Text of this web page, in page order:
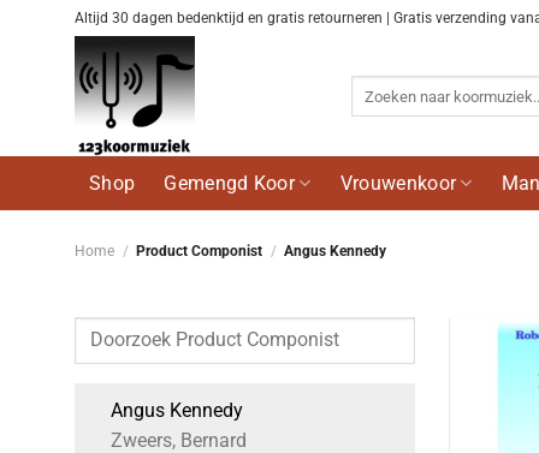
Altijd 30 dagen bedenktijd en gratis retourneren | Gratis verzending
Shop Gemengd Koor Vrouwenkoor
Home / Product Componist / Angus Kennedy
Angus Kennedy
Zweers, Bernard